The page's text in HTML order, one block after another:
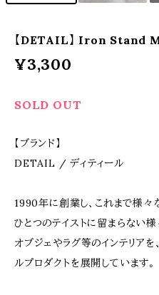
【DETAIL】 Iron Stand
¥3,300
SOLD OUT
【ブランド】
DETAIL / ディティール
1990年に創業し、これまで様々
ひとつのテイストに留まらない
オブジェやラグ等のインテリア
ルプロダクトを展開しています。